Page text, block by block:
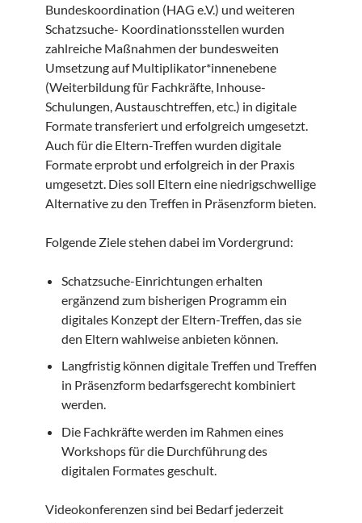
Bundeskoordination (HAG e.V.) und weiteren
Schatzsuche- Koordinationsstellen wurden
zahlreiche Maßnahmen der bundesweiten
Umsetzung auf Multiplikator*innenebene
(Weiterbildung für Fachkräfte, Inhouse-
Schulungen, Austauschtreffen, etc.) in digitale
Formate transferiert und erfolgreich umgesetzt.
Auch für die Eltern-Treffen wurden digitale
Formate erprobt und erfolgreich in der Praxis
umgesetzt. Dies soll Eltern eine niedrigschwellige
Alternative zu den Treffen in Präsenzform bieten.
Folgende Ziele stehen dabei im Vordergrund:
Schatzsuche-Einrichtungen erhalten
ergänzend zum bisherigen Programm ein
digitales Konzept der Eltern-Treffen, das sie
den Eltern wahlweise anbieten können.
Langfristig können digitale Treffen und Treffen
in Präsenzform bedarfsgerecht kombiniert
werden.
Die Fachkräfte werden im Rahmen eines
Workshops für die Durchführung des
digitalen Formates geschult.
Videokonferenzen sind bei Bedarf jederzeit